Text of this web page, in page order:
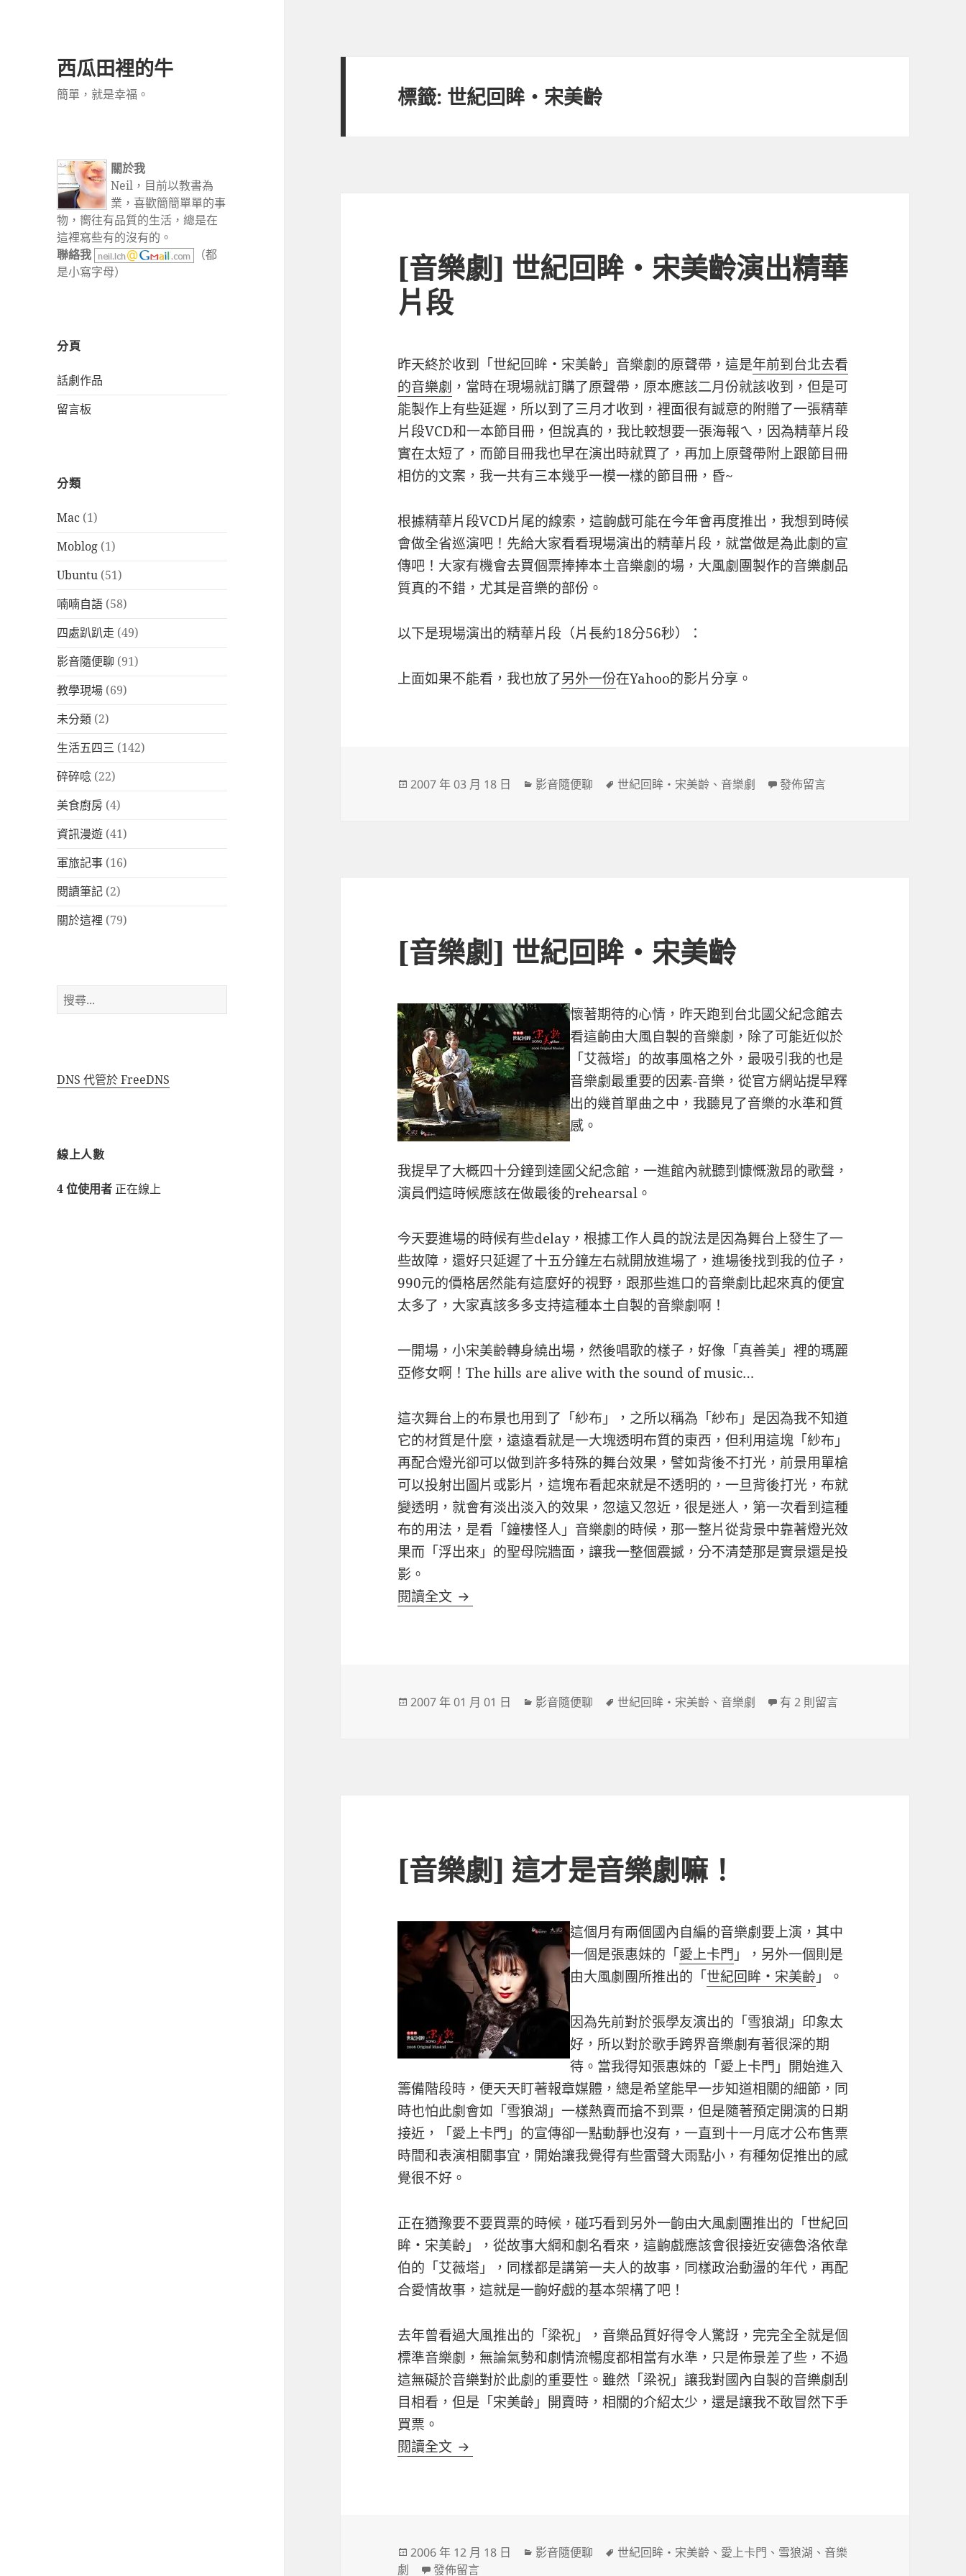
西瓜田裡的牛
簡單，就是幸福。
關於我
Neil，目前以教書為
業，喜歡簡簡單單的事
物，嚮往有品質的生活，總是在
這裡寫些有的沒有的。
聯絡我
（都
是小寫字母）
分頁
話劇作品
留言板
分類
Mac (1)
Moblog (1)
Ubuntu (51)
喃喃自語 (58)
四處趴趴走 (49)
影音隨便聊 (91)
教學現場 (69)
未分類 (2)
生活五四三 (142)
碎碎唸 (22)
美食廚房 (4)
資訊漫遊 (41)
軍旅記事 (16)
閱讀筆記 (2)
關於這裡 (79)
搜
尋
DNS 代管於 FreeDNS
線上人數
4 位使用者 正在線上
標籤: 世紀回眸‧宋美齡
[音樂劇] 世紀回眸‧宋美齡演出精華
片段
昨天終於收到「世紀回眸‧宋美齡」音樂劇的原聲帶，這是年前到台北去看
的音樂劇 ，當時在現場就訂購了原聲帶，原本應該二月份就該收到，但是可
能製作上有些延遲，所以到了三月才收到，裡面很有誠意的附贈了一張精華
片段VCD和一本節目冊，但說真的，我比較想要一張海報ㄟ，因為精華片段
實在太短了，而節目冊我也早在演出時就買了，再加上原聲帶附上跟節目冊
相仿的文案，我一共有三本幾乎一模一樣的節目冊，昏~
根據精華片段VCD片尾的線索，這齣戲可能在今年會再度推出，我想到時候
會做全省巡演吧！先給大家看看現場演出的精華片段，就當做是為此劇的宣
傳吧！大家有機會去買個票捧捧本土音樂劇的場，大風劇團製作的音樂劇品
質真的不錯，尤其是音樂的部份。
以下是現場演出的精華片段（片長約18分56秒）：
上面如果不能看，我也放了另外一份在Yahoo的影片分享。
發
2007 年 03 月 18 日
分
影音隨便聊
標
世紀回眸‧宋美齡 、 音樂劇 在〈[音樂劇] 世紀回眸‧宋美齡演出
發佈留言
[音樂劇] 世紀回眸‧宋美齡
懷著期待的心情，昨天跑到台北國父紀念館去
看這齣由大風自製的音樂劇，除了可能近似於
「艾薇塔」的故事風格之外，最吸引我的也是
音樂劇最重要的因素-音樂，從官方網站提早釋
出的幾首單曲之中，我聽見了音樂的水準和質
感。
我提早了大概四十分鐘到達國父紀念館，一進館內就聽到慷慨激昂的歌聲，
演員們這時候應該在做最後的rehearsal。
今天要進場的時候有些delay，根據工作人員的說法是因為舞台上發生了一
些故障，還好只延遲了十五分鐘左右就開放進場了，進場後找到我的位子，
990元的價格居然能有這麼好的視野，跟那些進口的音樂劇比起來真的便宜
太多了，大家真該多多支持這種本土自製的音樂劇啊！
一開場，小宋美齡轉身繞出場，然後唱歌的樣子，好像「真善美」裡的瑪麗
亞修女啊！The hills are alive with the sound of music…
這次舞台上的布景也用到了「紗布」，之所以稱為「紗布」是因為我不知道
它的材質是什麼，遠遠看就是一大塊透明布質的東西，但利用這塊「紗布」
再配合燈光卻可以做到許多特殊的舞台效果，譬如背後不打光，前景用單槍
可以投射出圖片或影片，這塊布看起來就是不透明的，一旦背後打光，布就
變透明，就會有淡出淡入的效果，忽遠又忽近，很是迷人，第一次看到這種
布的用法，是看「鐘樓怪人」音樂劇的時候，那一整片從背景中靠著燈光效
果而「浮出來」的聖母院牆面，讓我一整個震撼，分不清楚那是實景還是投
影。
閱讀全文 [音樂劇] 世紀回眸‧宋美齡
發
2007 年 01 月 01 日
分
影音隨便聊
標
世紀回眸‧宋美齡 、 音樂劇 在〈[音樂劇] 世紀回眸‧宋美齡〉中
有 2 則留言
[音樂劇] 這才是音樂劇嘛！
這個月有兩個國內自編的音樂劇要上演，其中
一個是張惠妹的「愛上卡門」，另外一個則是
由大風劇團所推出的「世紀回眸‧宋美齡」。
因為先前對於張學友演出的「雪狼湖」印象太
好，所以對於歌手跨界音樂劇有著很深的期
待。當我得知張惠妹的「愛上卡門」開始進入
籌備階段時，便天天盯著報章媒體，總是希望能早一步知道相關的細節，同
時也怕此劇會如「雪狼湖」一樣熱賣而搶不到票，但是隨著預定開演的日期
接近，「愛上卡門」的宣傳卻一點動靜也沒有，一直到十一月底才公布售票
時間和表演相關事宜，開始讓我覺得有些雷聲大雨點小，有種匆促推出的感
覺很不好。
正在猶豫要不要買票的時候，碰巧看到另外一齣由大風劇團推出的「世紀回
眸‧宋美齡」，從故事大綱和劇名看來，這齣戲應該會很接近安德魯洛依韋
伯的「艾薇塔」，同樣都是講第一夫人的故事，同樣政治動盪的年代，再配
合愛情故事，這就是一齣好戲的基本架構了吧！
去年曾看過大風推出的「梁祝」，音樂品質好得令人驚訝，完完全全就是個
標準音樂劇，無論氣勢和劇情流暢度都相當有水準，只是佈景差了些，不過
這無礙於音樂對於此劇的重要性。雖然「梁祝」讓我對國內自製的音樂劇刮
目相看，但是「宋美齡」開賣時，相關的介紹太少，還是讓我不敢冒然下手
買票。
閱讀全文 [音樂劇] 這才是音樂劇嘛！
發
2006 年 12 月 18 日
分
影音隨便聊
標
世紀回眸‧宋美齡 、 愛上卡門 、 雪狼湖 、 音樂
劇
在〈[音樂劇] 這才是音樂劇嘛！〉
發佈留言